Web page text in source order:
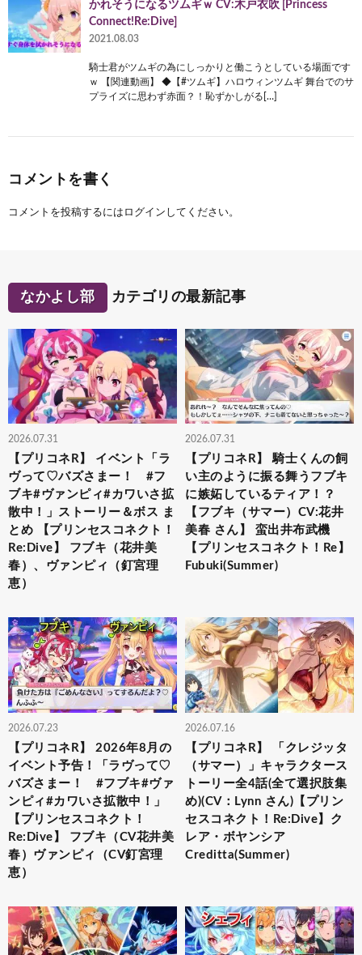
かれそうになるツムギｗ CV:木戸衣吹 [Princess
Connect!Re:Dive]
2021.08.03
騎士君がツムギの為にしっかりと働こうとしている場面です
ｗ 【関連動画】 ◆【#ツムギ】ハロウィンツムギ 舞台でのサ
プライズに思わず赤面？！恥ずかしがる[…]
コメントを書く
コメントを投稿するには ログイン してください。
なかよし部 カテゴリの最新記事
2026.07.31
【プリコネR】 イベント「ラ
ヴって♡バズさまー！ #フ
ブキ#ヴァンピィ#カワいさ拡
散中！」ストーリー＆ボス ま
とめ 【プリンセスコネクト！
Re:Dive】 フブキ（花井美
春）、ヴァンピィ（釘宮理
恵）
2026.07.31
【プリコネR】 騎士くんの飼
い主のように振る舞うフブキ
に嫉妬しているティア！？
【フブキ（サマー）CV:花井
美春 さん】 蛮出井布武機
【プリンセスコネクト！Re】
Fubuki(Summer)
2026.07.23
【プリコネR】 2026年8月の
イベント予告！「ラヴって♡
バズさまー！ #フブキ#ヴァ
ンピィ#カワいさ拡散中！」
【プリンセスコネクト！
Re:Dive】 フブキ（CV花井美
春）ヴァンピィ（CV釘宮理
恵）
2026.07.16
【プリコネR】 「クレジッタ
（サマー）」キャラクタース
トーリー全4話(全て選択肢集
め)(CV：Lynn さん)【プリン
セスコネクト！Re:Dive】ク
レア・ボヤンシア
Creditta(Summer)